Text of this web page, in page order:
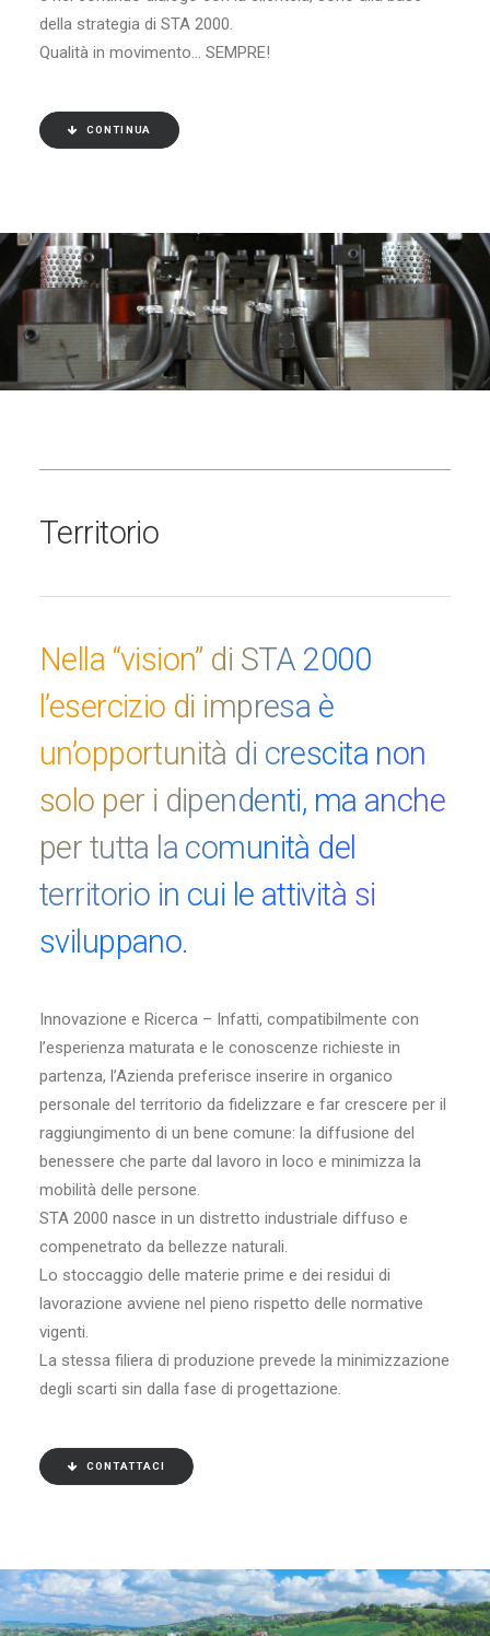
della strategia di STA 2000.
Qualità in movimento… SEMPRE!
CONTINUA
Territorio
Nella “vision” di STA 2000
l’esercizio di impresa è
un’opportunità di crescita non
solo per i dipendenti, ma anche
per tutta la comunità del
territorio in cui le attività si
sviluppano.
Innovazione e Ricerca – Infatti, compatibilmente con
l’esperienza maturata e le conoscenze richieste in
partenza, l’Azienda preferisce inserire in organico
personale del territorio da fidelizzare e far crescere per il
raggiungimento di un bene comune: la diffusione del
benessere che parte dal lavoro in loco e minimizza la
mobilità delle persone.
STA 2000 nasce in un distretto industriale diffuso e
compenetrato da bellezze naturali.
Lo stoccaggio delle materie prime e dei residui di
lavorazione avviene nel pieno rispetto delle normative
vigenti.
La stessa filiera di produzione prevede la minimizzazione
degli scarti sin dalla fase di progettazione.
CONTATTACI